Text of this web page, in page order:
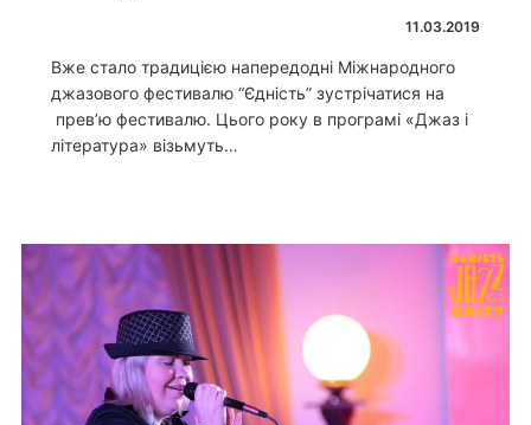
11.03.2019
Вже стало традицією напередодні Міжнародного
джазового фестивалю “Єдність” зустрічатися на
прев’ю фестивалю. Цього року в програмі «Джаз і
література» візьмуть…